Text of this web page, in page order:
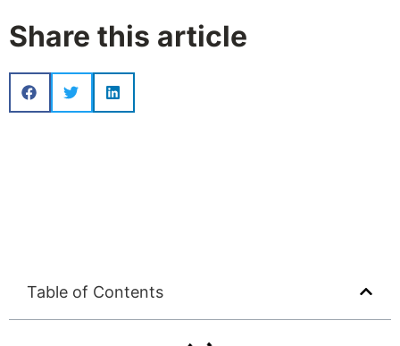
Share this article
Table of Contents